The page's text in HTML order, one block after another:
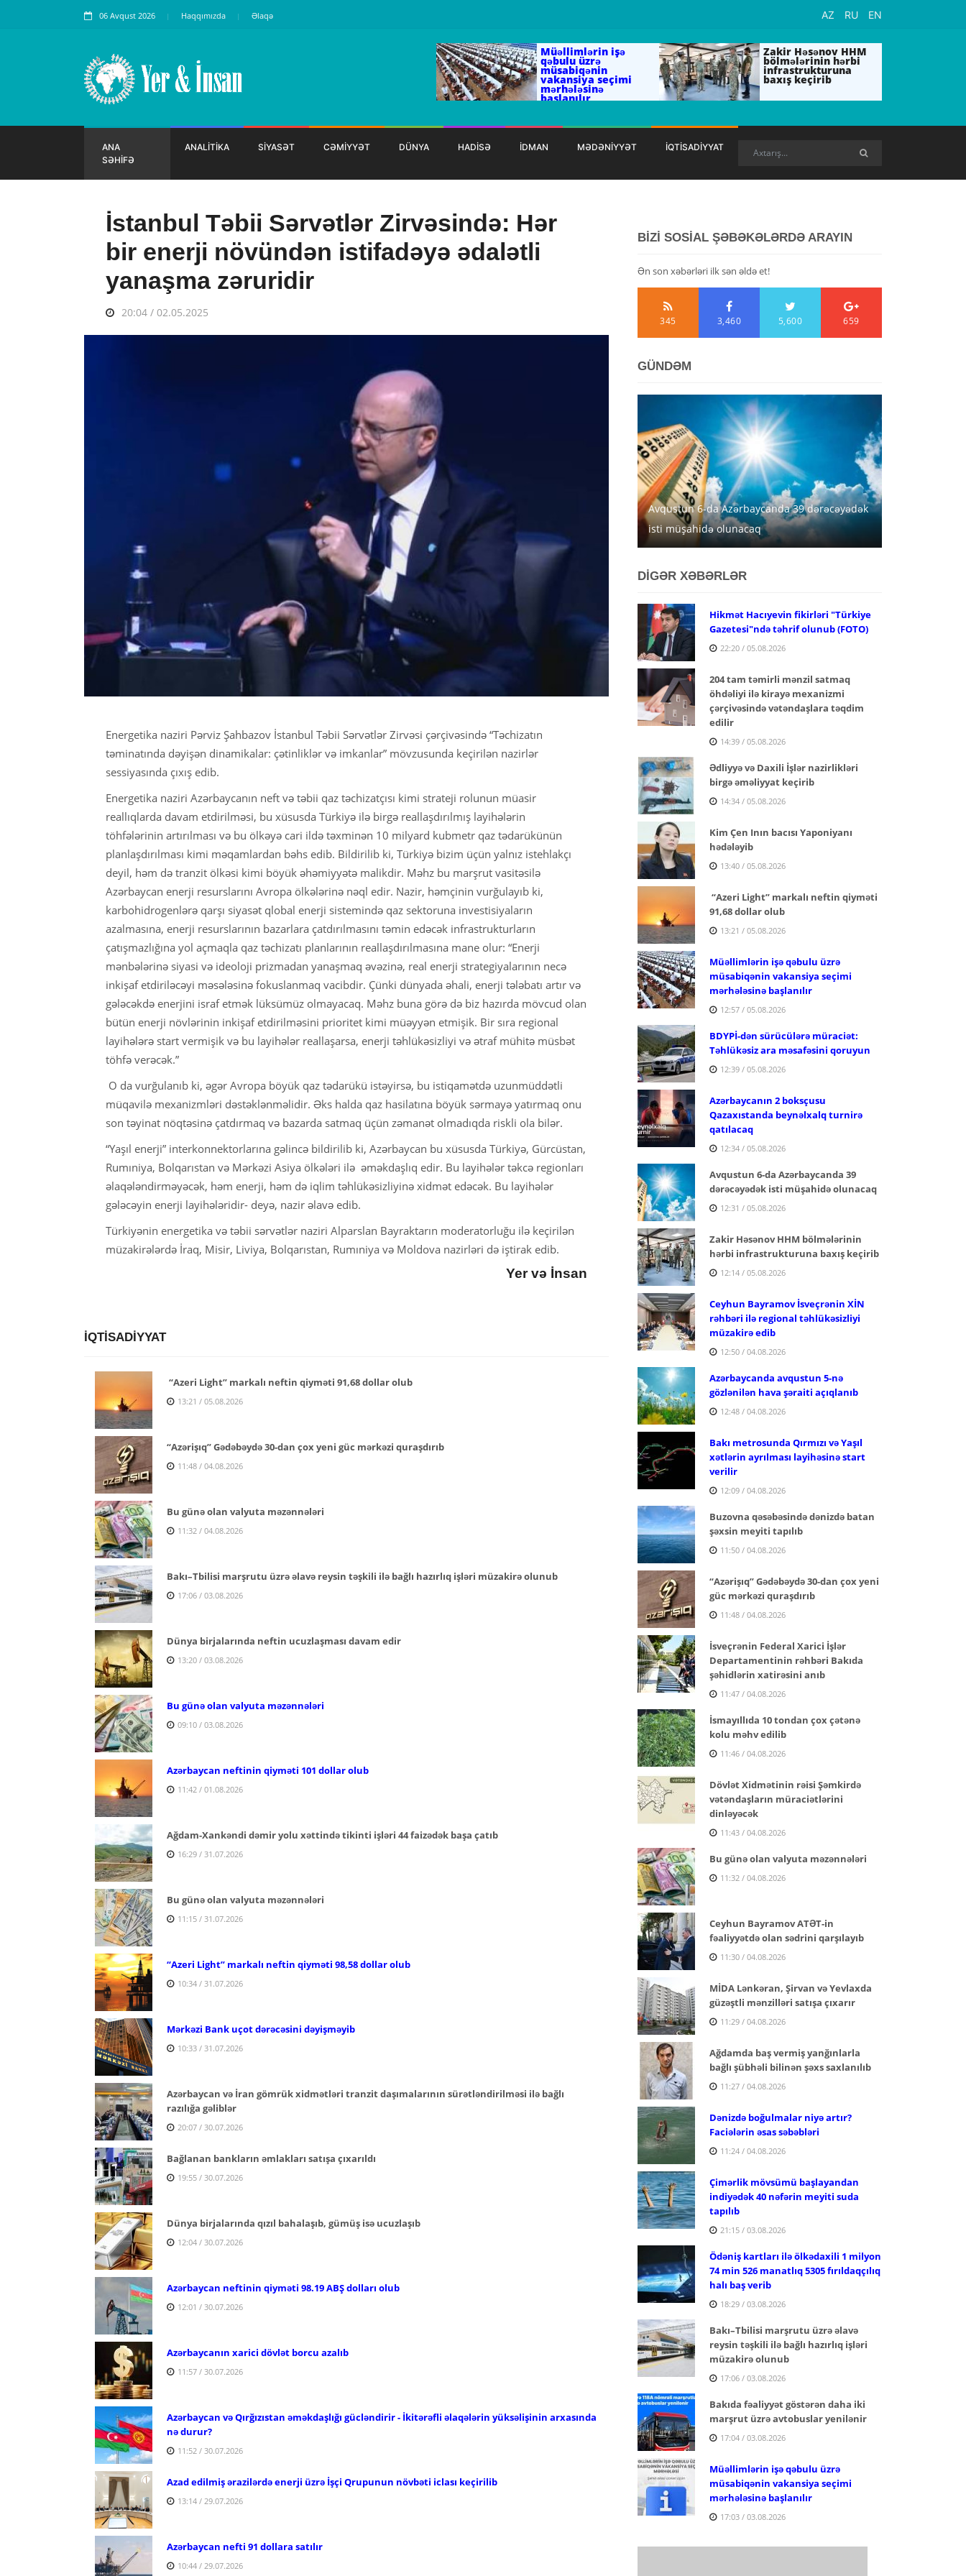
06 Avqust 2026 Haqqımızda Əlaqə AZ RU EN
Müəllimlərin işə
qəbulu üzrə
müsabiqənin
vakansiya seçimi
mərhələsinə
başlanılır
Zakir Həsənov HHM
bölmələrinin hərbi
infrastrukturuna
baxış keçirib
ANA
SƏHİFƏ
ANALİTİKA SİYASƏT CƏMİYYƏT DÜNYA HADİSƏ İDMAN MƏDƏNİYYƏT İQTİSADİYYAT
İstanbul Təbii Sərvətlər Zirvəsində: Hər
bir enerji növündən istifadəyə ədalətli
yanaşma zəruridir
20:04 / 02.05.2025
Energetika naziri Pərviz Şahbazov İstanbul Təbii Sərvətlər Zirvəsi çərçivəsində “Təchizatın
təminatında dəyişən dinamikalar: çətinliklər və imkanlar” mövzusunda keçirilən nazirlər
sessiyasında çıxış edib.
Energetika naziri Azərbaycanın neft və təbii qaz təchizatçısı kimi strateji rolunun müasir
reallıqlarda davam etdirilməsi, bu xüsusda Türkiyə ilə birgə reallaşdırılmış layihələrin
töhfələrinin artırılması və bu ölkəyə cari ildə təxminən 10 milyard kubmetr qaz tədarükünün
planlaşdırılması kimi məqamlardan bəhs edib. Bildirilib ki, Türkiyə bizim üçün yalnız istehlakçı
deyil, həm də tranzit ölkəsi kimi böyük əhəmiyyətə malikdir. Məhz bu marşrut vasitəsilə
Azərbaycan enerji resurslarını Avropa ölkələrinə nəql edir. Nazir, həmçinin vurğulayıb ki,
karbohidrogenlərə qarşı siyasət qlobal enerji sistemində qaz sektoruna investisiyaların
azalmasına, enerji resurslarının bazarlara çatdırılmasını təmin edəcək infrastrukturların
çatışmazlığına yol açmaqla qaz təchizatı planlarının reallaşdırılmasına mane olur: “Enerji
mənbələrinə siyasi və ideoloji prizmadan yanaşmaq əvəzinə, real enerji strategiyalarının necə
inkişaf etdiriləcəyi məsələsinə fokuslanmaq vacibdir. Çünki dünyada əhali, enerji tələbatı artır və
gələcəkdə enerjini israf etmək lüksümüz olmayacaq. Məhz buna görə də biz hazırda mövcud olan
bütün enerji növlərinin inkişaf etdirilməsini prioritet kimi müəyyən etmişik. Bir sıra regional
layihələrə start vermişik və bu layihələr reallaşarsa, enerji təhlükəsizliyi və ətraf mühitə müsbət
töhfə verəcək.”
O da vurğulanıb ki, əgər Avropa böyük qaz tədarükü istəyirsə, bu istiqamətdə uzunmüddətli
müqavilə mexanizmləri dəstəklənməlidir. Əks halda qaz hasilatına böyük sərmayə yatırmaq onu
son təyinat nöqtəsinə çatdırmaq və bazarda satmaq üçün zəmanət olmadıqda riskli ola bilər.
“Yaşıl enerji” interkonnektorlarına gəlincə bildirilib ki, Azərbaycan bu xüsusda Türkiyə, Gürcüstan,
Rumıniya, Bolqarıstan və Mərkəzi Asiya ölkələri ilə əməkdaşlıq edir. Bu layihələr təkcə regionları
əlaqələndirməyəcək, həm enerji, həm də iqlim təhlükəsizliyinə xidmət edəcək. Bu layihələr
gələcəyin enerji layihələridir- deyə, nazir əlavə edib.
Türkiyənin energetika və təbii sərvətlər naziri Alparslan Bayraktarın moderatorluğu ilə keçirilən
müzakirələrdə İraq, Misir, Liviya, Bolqarıstan, Rumıniya və Moldova nazirləri də iştirak edib.
Yer və İnsan
İQTİSADİYYAT
“Azeri Light” markalı neftin qiyməti 91,68 dollar olub
13:21 / 05.08.2026
“Azərişıq” Gədəbəydə 30-dan çox yeni güc mərkəzi quraşdırıb
11:48 / 04.08.2026
Bu günə olan valyuta məzənnələri
11:32 / 04.08.2026
Bakı–Tbilisi marşrutu üzrə əlavə reysin təşkili ilə bağlı hazırlıq işləri müzakirə olunub
17:06 / 03.08.2026
Dünya birjalarında neftin ucuzlaşması davam edir
13:20 / 03.08.2026
Bu günə olan valyuta məzənnələri
09:10 / 03.08.2026
Azərbaycan neftinin qiyməti 101 dollar olub
11:42 / 01.08.2026
Ağdam-Xankəndi dəmir yolu xəttində tikinti işləri 44 faizədək başa çatıb
16:29 / 31.07.2026
Bu günə olan valyuta məzənnələri
11:15 / 31.07.2026
“Azeri Light” markalı neftin qiyməti 98,58 dollar olub
10:34 / 31.07.2026
Mərkəzi Bank uçot dərəcəsini dəyişməyib
10:33 / 31.07.2026
Azərbaycan və İran gömrük xidmətləri tranzit daşımalarının sürətləndirilməsi ilə bağlı
razılığa gəliblər
20:07 / 30.07.2026
Bağlanan bankların əmlakları satışa çıxarıldı
19:55 / 30.07.2026
Dünya birjalarında qızıl bahalaşıb, gümüş isə ucuzlaşıb
12:04 / 30.07.2026
Azərbaycan neftinin qiyməti 98.19 ABŞ dolları olub
12:01 / 30.07.2026
Azərbaycanın xarici dövlət borcu azalıb
11:57 / 30.07.2026
Azərbaycan və Qırğızıstan əməkdaşlığı gücləndirir - İkitərəfli əlaqələrin yüksəlişinin arxasında
nə durur?
11:52 / 30.07.2026
Azad edilmiş ərazilərdə enerji üzrə İşçi Qrupunun növbəti iclası keçirilib
13:14 / 29.07.2026
Azərbaycan nefti 91 dollara satılır
10:44 / 29.07.2026
BİZİ SOSİAL ŞƏBƏKƏLƏRDƏ ARAYIN
Ən son xəbərləri ilk sən əldə et!
345 3,460 5,600 659
GÜNDƏM
Avqustun 6-da Azərbaycanda 39 dərəcəyədək
isti müşahidə olunacaq
DİGƏR XƏBƏRLƏR
Hikmət Hacıyevin fikirləri "Türkiye
Gazetesi"ndə təhrif olunub (FOTO)
22:20 / 05.08.2026
204 tam təmirli mənzil satmaq
öhdəliyi ilə kirayə mexanizmi
çərçivəsində vətəndaşlara təqdim
edilir
14:39 / 05.08.2026
Ədliyyə və Daxili İşlər nazirlikləri
birgə əməliyyat keçirib
14:34 / 05.08.2026
Kim Çen Inın bacısı Yaponiyanı
hədələyib
13:40 / 05.08.2026
“Azeri Light” markalı neftin qiyməti
91,68 dollar olub
13:21 / 05.08.2026
Müəllimlərin işə qəbulu üzrə
müsabiqənin vakansiya seçimi
mərhələsinə başlanılır
12:57 / 05.08.2026
BDYPİ-dən sürücülərə müraciət:
Təhlükəsiz ara məsafəsini qoruyun
12:39 / 05.08.2026
Azərbaycanın 2 boksçusu
Qazaxıstanda beynəlxalq turnirə
qatılacaq
12:34 / 05.08.2026
Avqustun 6-da Azərbaycanda 39
dərəcəyədək isti müşahidə olunacaq
12:31 / 05.08.2026
Zakir Həsənov HHM bölmələrinin
hərbi infrastrukturuna baxış keçirib
12:14 / 05.08.2026
Ceyhun Bayramov İsveçrənin XİN
rəhbəri ilə regional təhlükəsizliyi
müzakirə edib
12:50 / 04.08.2026
Azərbaycanda avqustun 5-nə
gözlənilən hava şəraiti açıqlanıb
12:48 / 04.08.2026
Bakı metrosunda Qırmızı və Yaşıl
xətlərin ayrılması layihəsinə start
verilir
12:09 / 04.08.2026
Buzovna qəsəbəsində dənizdə batan
şəxsin meyiti tapılıb
11:50 / 04.08.2026
“Azərişıq” Gədəbəydə 30-dan çox yeni
güc mərkəzi quraşdırıb
11:48 / 04.08.2026
İsveçrənin Federal Xarici İşlər
Departamentinin rəhbəri Bakıda
şəhidlərin xatirəsini anıb
11:47 / 04.08.2026
İsmayıllıda 10 tondan çox çətənə
kolu məhv edilib
11:46 / 04.08.2026
Dövlət Xidmətinin rəisi Şəmkirdə
vətəndaşların müraciətlərini
dinləyəcək
11:43 / 04.08.2026
Bu günə olan valyuta məzənnələri
11:32 / 04.08.2026
Ceyhun Bayramov ATƏT-in
fəaliyyətdə olan sədrini qarşılayıb
11:30 / 04.08.2026
MİDA Lənkəran, Şirvan və Yevlaxda
güzəştli mənzilləri satışa çıxarır
11:29 / 04.08.2026
Ağdamda baş vermiş yanğınlarla
bağlı şübhəli bilinən şəxs saxlanılıb
11:27 / 04.08.2026
Dənizdə boğulmalar niyə artır?
Faciələrin əsas səbəbləri
11:24 / 04.08.2026
Çimərlik mövsümü başlayandan
indiyədək 40 nəfərin meyiti suda
tapılıb
21:15 / 03.08.2026
Ödəniş kartları ilə ölkədaxili 1 milyon
74 min 526 manatlıq 5305 fırıldaqçılıq
halı baş verib
18:29 / 03.08.2026
Bakı–Tbilisi marşrutu üzrə əlavə
reysin təşkili ilə bağlı hazırlıq işləri
müzakirə olunub
17:06 / 03.08.2026
Bakıda fəaliyyət göstərən daha iki
marşrut üzrə avtobuslar yenilənir
17:04 / 03.08.2026
Müəllimlərin işə qəbulu üzrə
müsabiqənin vakansiya seçimi
mərhələsinə başlanılır
17:03 / 03.08.2026